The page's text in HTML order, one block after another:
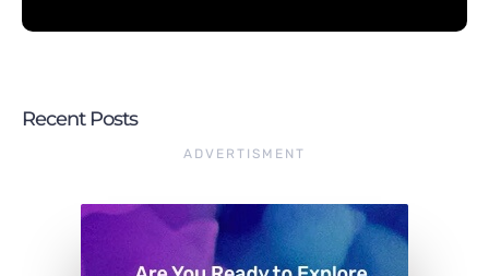
Recent Posts
ADVERTISMENT